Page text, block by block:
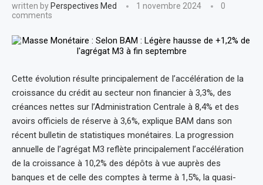
written by Perspectives Med 1 novembre 2024
0
comments
Cette évolution résulte principalement de l’accélération de la
croissance du crédit au secteur non financier à 3,3%, des
créances nettes sur l’Administration Centrale à 8,4% et des
avoirs officiels de réserve à 3,6%, explique BAM dans son
récent bulletin de statistiques monétaires. La progression
annuelle de l’agrégat M3 reflète principalement l’accélération
de la croissance à 10,2% des dépôts à vue auprès des
banques et de celle des comptes à terme à 1,5%, la quasi-